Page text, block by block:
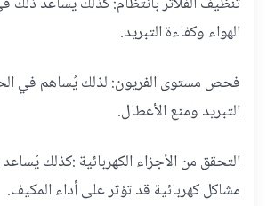
الهواء وكفاءة التبريد.
فحص مستوى الفريون: لذلك يُساهم في
التبريد ومنع الأعطال.
التحقق من الأجزاء الكهربائية :كذلك
مشاكل كهربائية قد تؤثر على أداء المكيف.